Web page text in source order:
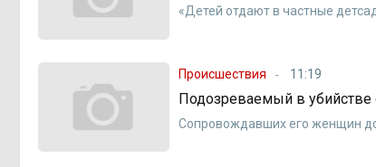
«Детей отдают в частные
Происшествия 11:19
Подозреваемый в убийстве
Сопровождавших его женщин